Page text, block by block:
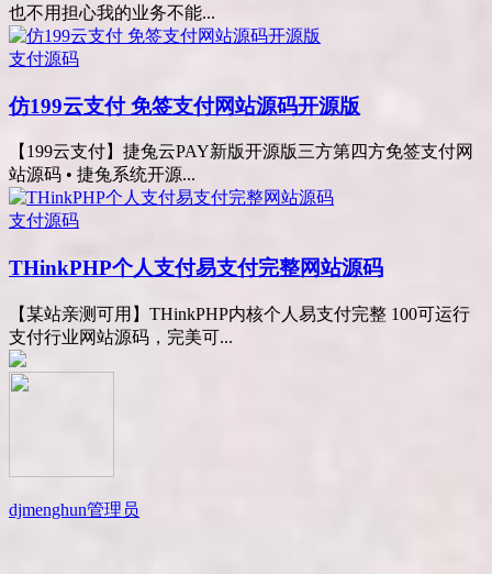
也不用担心我的业务不能...
支付源码
仿199云支付 免签支付网站源码开源版
【199云支付】捷兔云PAY新版开源版三方第四方免签支付网
站源码 • 捷兔系统开源...
支付源码
THinkPHP个人支付易支付完整网站源码
【某站亲测可用】THinkPHP内核个人易支付完整 100可运行
支付行业网站源码，完美可...
djmenghun管理员